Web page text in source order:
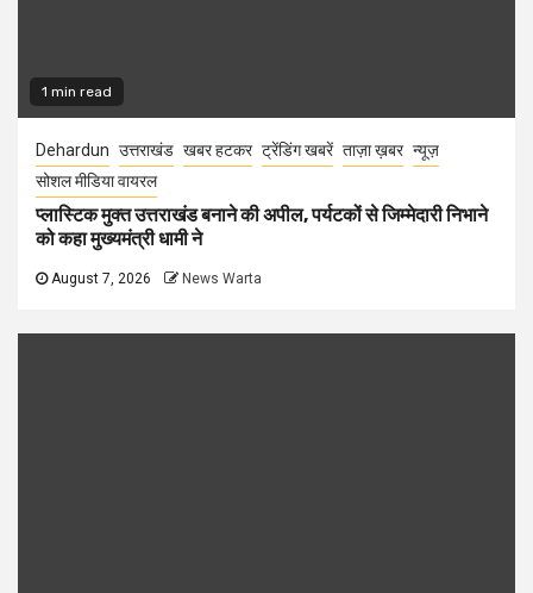
1 min read
Dehardun उत्तराखंड खबर हटकर ट्रेंडिंग खबरें ताज़ा ख़बर न्यूज़
सोशल मीडिया वायरल
प्लास्टिक मुक्त उत्तराखंड बनाने की अपील, पर्यटकों से जिम्मेदारी निभाने
को कहा मुख्यमंत्री धामी ने
August 7, 2026 News Warta